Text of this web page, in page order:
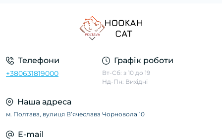
Телефони
+380631819000
Графік роботи
Вт-Сб: з 10 до 19
Нд-Пн: Вихідні
Наша адреса
м. Полтава, вулиця Вʼячеслава Чорновола 10
E-mail